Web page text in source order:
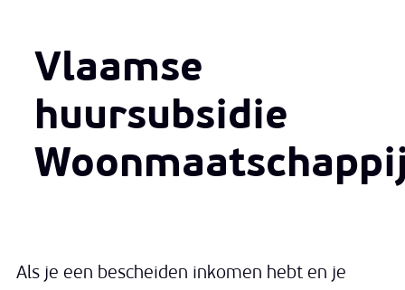
Vlaamse
huursubsidie
Als je een bescheiden inkomen hebt en je